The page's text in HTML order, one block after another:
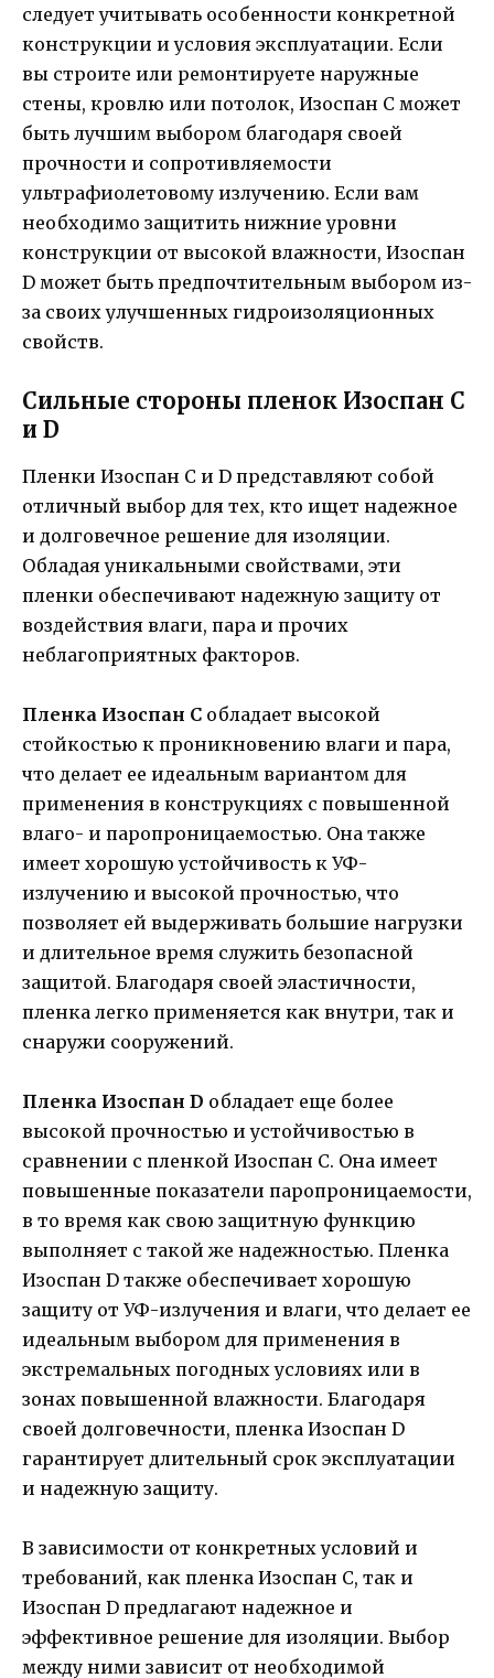
следует учитывать особенности конкретной
конструкции и условия эксплуатации. Если
вы строите или ремонтируете наружные
стены, кровлю или потолок, Изоспан С может
быть лучшим выбором благодаря своей
прочности и сопротивляемости
ультрафиолетовому излучению. Если вам
необходимо защитить нижние уровни
конструкции от высокой влажности, Изоспан
D может быть предпочтительным выбором из-
за своих улучшенных гидроизоляционных
свойств.
Сильные стороны пленок Изоспан C
и D
Пленки Изоспан C и D представляют собой
отличный выбор для тех, кто ищет надежное
и долговечное решение для изоляции.
Обладая уникальными свойствами, эти
пленки обеспечивают надежную защиту от
воздействия влаги, пара и прочих
неблагоприятных факторов.
Пленка Изоспан C обладает высокой
стойкостью к проникновению влаги и пара,
что делает ее идеальным вариантом для
применения в конструкциях с повышенной
влаго- и паропроницаемостью. Она также
имеет хорошую устойчивость к УФ-
излучению и высокой прочностью, что
позволяет ей выдерживать большие нагрузки
и длительное время служить безопасной
защитой. Благодаря своей эластичности,
пленка легко применяется как внутри, так и
снаружи сооружений.
Пленка Изоспан D обладает еще более
высокой прочностью и устойчивостью в
сравнении с пленкой Изоспан C. Она имеет
повышенные показатели паропроницаемости,
в то время как свою защитную функцию
выполняет с такой же надежностью. Пленка
Изоспан D также обеспечивает хорошую
защиту от УФ-излучения и влаги, что делает ее
идеальным выбором для применения в
экстремальных погодных условиях или в
зонах повышенной влажности. Благодаря
своей долговечности, пленка Изоспан D
гарантирует длительный срок эксплуатации
и надежную защиту.
В зависимости от конкретных условий и
требований, как пленка Изоспан C, так и
Изоспан D предлагают надежное и
эффективное решение для изоляции. Выбор
между ними зависит от необходимой